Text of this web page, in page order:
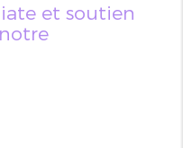
et soutien